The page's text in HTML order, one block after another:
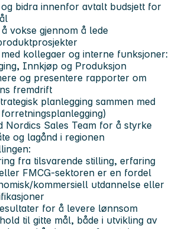
bidra innenfor avtalt budsjett for
vokse gjennom å lede
kollegaer og interne funksjoner:
Innkjøp og Produksjon
og presentere rapporter om
fremdrift
planlegging sammen med
Nordics Sales Team for å styrke
og lagånd i regionen
fra tilsvarende stilling, erfaring
FMCG-sektoren er en fordel
kommersiell utdannelse eller
for å levere lønnsom
til gitte mål, både i utvikling av